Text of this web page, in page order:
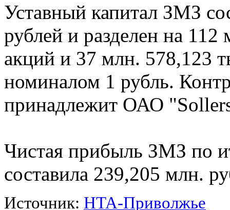
Уставный капитал ЗМЗ
рублей и разделен на
акций и 37 млн. 578,123
номиналом 1 рубль.
принадлежит ОАО
Чистая прибыль ЗМЗ по
составила 239,205 млн.
Источник: НТА-Приволжье